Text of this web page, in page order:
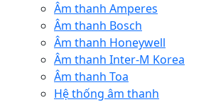
Âm thanh Amperes
Âm thanh Bosch
Âm thanh Honeywell
Âm thanh Inter-M Korea
Âm thanh Toa
Hệ thống âm thanh